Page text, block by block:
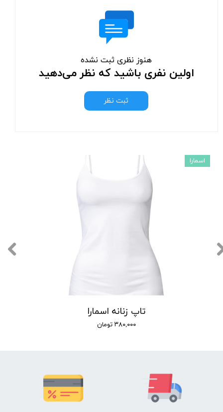
هنوز نظری ثبت نشده
اولین نفری باشید که نظر می‌دهید
ثبت نظر
تاپ زنانه اسمارا
۳۸۰,۰۰۰ تومان
اسمارا